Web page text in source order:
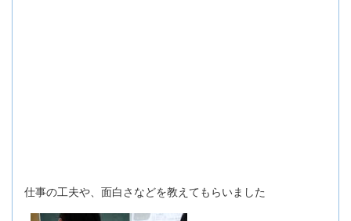
仕事の工夫や、面白さなどを教えてもらいました